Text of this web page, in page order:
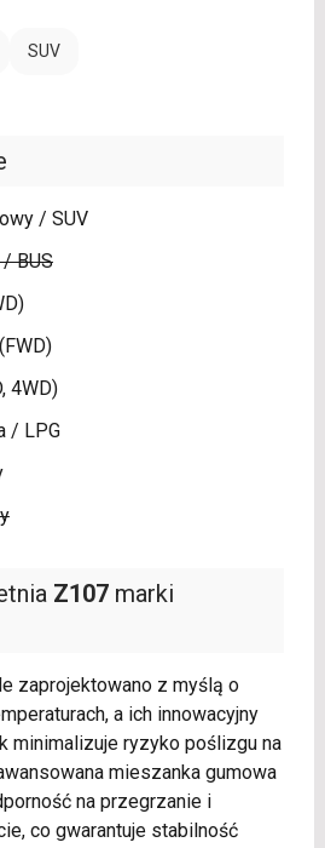
SUV
Z107marki
zaprojektowano z myślą o
a ich innowacyjny
minimalizuje ryzyko poślizgu na
mieszanka gumowa
na przegrzanie i
co gwarantuje stabilność
/ SUV
BUS
4WD)
/ LPG